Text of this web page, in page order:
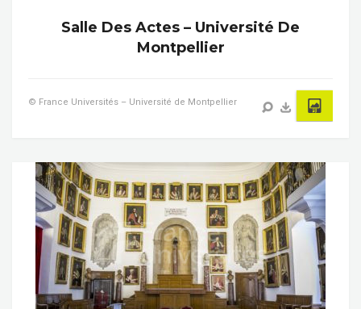
Salle Des Actes – Université De
Montpellier
© France Universités – Université de Montpellier